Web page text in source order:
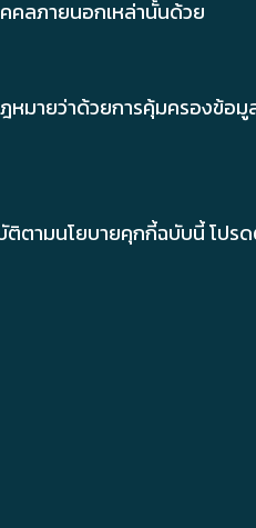
คคลภายนอกเหล่านั้นด้วย
ฎหมายว่าด้วยการคุ้มครองข้
ติตามนโยบายคุกกี้ฉบับนี้ โปร